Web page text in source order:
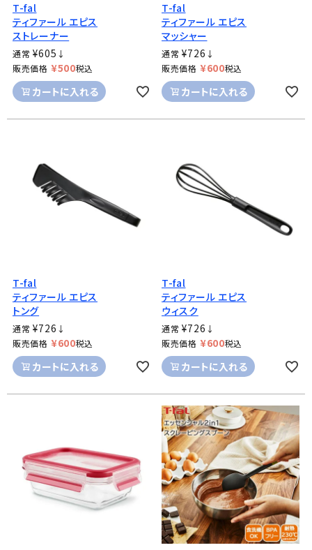
T-fal
ティファール エピス
ストレーナー
通常 ¥605 ↓
販売価格 ¥500税込
カートに入れる
T-fal
ティファール エピス
マッシャー
通常 ¥726 ↓
販売価格 ¥600税込
カートに入れる
T-fal
ティファール エピス
トング
通常 ¥726 ↓
販売価格 ¥600税込
カートに入れる
T-fal
ティファール エピス
ウィスク
通常 ¥726 ↓
販売価格 ¥600税込
カートに入れる